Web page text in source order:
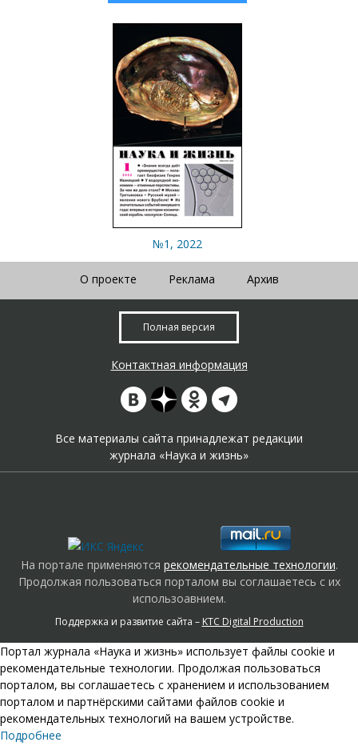
№1, 2022
О проекте Реклама Архив
Полная версия
Контактная информация
Все материалы сайта принадлежат редакции
журнала «Наука и жизнь»
На портале применяются рекомендательные технологии.
Продолжая пользоваться порталом вы соглашаетесь с их
использоавнием.
Поддержка и развитие сайта – KTC Digital Production
Портал журнала «Наука и жизнь» использует файлы cookie и
рекомендательные технологии. Продолжая пользоваться
порталом, вы соглашаетесь с хранением и использованием
порталом и партнёрскими сайтами файлов cookie и
рекомендательных технологий на вашем устройстве.
Подробнее